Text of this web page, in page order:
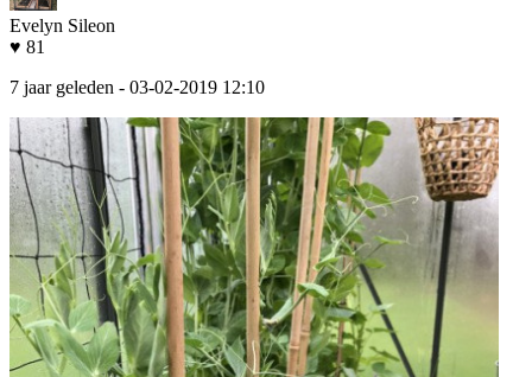
Evelyn Sileon
♥ 81
7 jaar geleden - 03-02-2019 12:10